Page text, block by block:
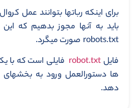
برای اینکه رباتها بتوانند عمل
باید به آنها مجوز بدهیم که
robots.txt صورت میگرد.
فایلrobot.txt فایلی است که با
ها دستورالعمل ورود به
دهد.